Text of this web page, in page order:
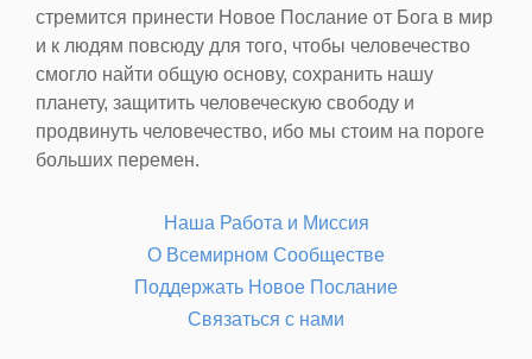
стремится принести Новое Послание от Бога в мир
и к людям повсюду для того, чтобы человечество
смогло найти общую основу, сохранить нашу
планету, защитить человеческую свободу и
продвинуть человечество, ибо мы стоим на пороге
больших перемен.
Наша Работа и Миссия
О Всемирном Сообществе
Поддержать Новое Послание
Связаться с нами